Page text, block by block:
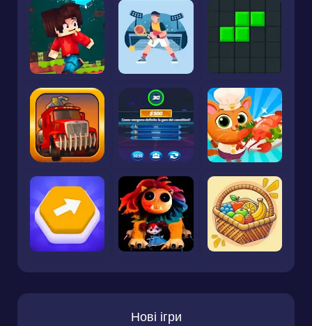
Нові ігри